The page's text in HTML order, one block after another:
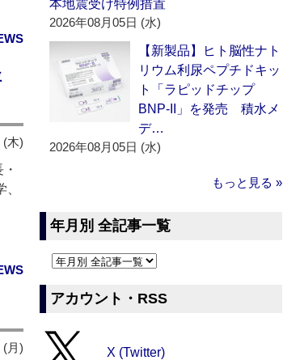
(木)
(月)
本地震受け特例措置
2026年08月05日 (水)
【新製品】ヒト脳性ナト
リウム利尿ペプチドキッ
ト「ラピッドチップ
BNP-II」を発売 積水メ
デ…
2026年08月05日 (水)
もっと見る »
年月別 全記事一覧
アカウント・RSS
X (Twitter)